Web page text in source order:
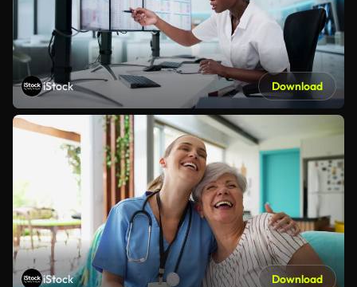
iStock Download
iStock Download